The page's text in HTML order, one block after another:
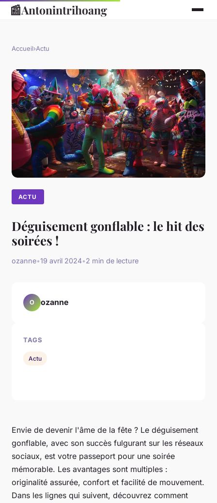
📰Antonintrihoang
Accueil›Actu
ACTU
Déguisement gonflable : le hit des
soirées !
ozanne•19 avril 2024•2 min de lecture
Envie de devenir l'âme de la fête ? Le déguisement
gonflable, avec son succès fulgurant sur les réseaux
sociaux, est votre passeport pour une soirée
mémorable. Les avantages sont multiples :
originalité assurée, confort et facilité de mouvement.
Dans les lignes qui suivent, découvrez comment
O ozanne
TAGS
Actu